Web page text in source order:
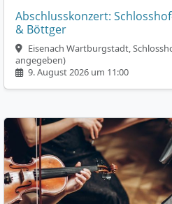
Abschlusskonzert:
& Böttger
Eisenach Wartburgstadt,
angegeben)
9. August 2026 um 11:00